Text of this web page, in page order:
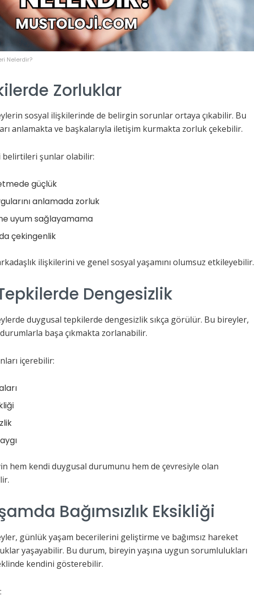
Nelerdir?
Zorluklar
sosyal ilişkilerinde de belirgin sorunlar ortaya çıkabilir. Bu
anlamakta ve başkalarıyla iletişim kurmakta zorluk çekebilir.
belirtileri şunlar olabilir:
güçlük
anlamada zorluk
uyum sağlayamama
çekingenlik
ilişkilerini ve genel sosyal yaşamını olumsuz etkileyebilir.
Dengesizlik
duygusal tepkilerde dengesizlik sıkça görülür. Bu bireyler,
başa çıkmakta zorlanabilir.
içerebilir:
hem kendi duygusal durumunu hem de çevresiyle olan
Bağımsızlık Eksikliği
günlük yaşam becerilerini geliştirme ve bağımsız hareket
yaşayabilir. Bu durum, bireyin yaşına uygun sorumlulukları
kendini gösterebilir.